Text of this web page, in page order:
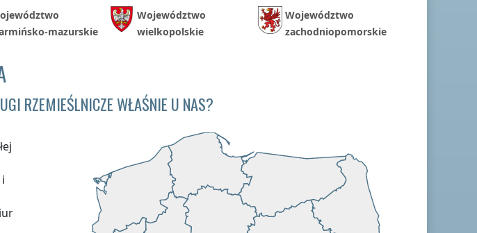
mazurskie
Województwo
wielkopolskie
Województwo
zachodniopomorskie
RZEMIEŚLNICZE WŁAŚNIE U NAS?